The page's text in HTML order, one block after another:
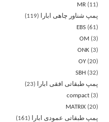
MR
11
پمپ شناور چاهی ابارا
119
EBS 61
OM
3
ONK 3
OY 20
SBH
32
پمپ طبقاتی افقی ابارا
23
compact 3
MATRIX 20
پمپ طبقاتی عمودی ابارا
161